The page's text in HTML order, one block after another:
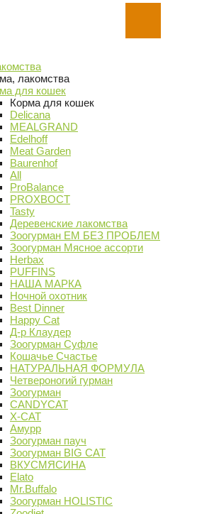
лакомства
для кошек
Корма для кошек
Delicana
MEALGRAND
Edelhoff
Meat Garden
Baurenhof
All
ProBalance
PROХВОСТ
Tasty
Деревенские лакомства
Зоогурман ЕМ БЕЗ ПРОБЛЕМ
Зоогурман Мясное ассорти
Herbax
PUFFINS
НАША МАРКА
Ночной охотник
Best Dinner
Happy Cat
Д-р Клаудер
Зоогурман Суфле
Кошачье Счастье
НАТУРАЛЬНАЯ ФОРМУЛА
Четвероногий гурман
Зоогурман
CANDYCAT
X-CAT
Амурр
Зоогурман пауч
Зоогурман BIG CAT
ВКУСМЯСИНА
Elato
Mr.Buffalo
Зоогурман HOLISTIC